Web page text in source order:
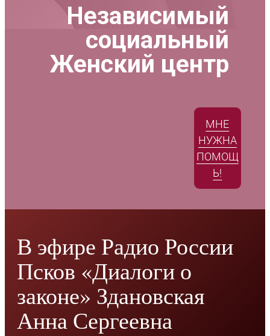
Независимый
социальный
Женский центр
МНЕ
НУЖНА
ПОМОЩ
Ь!
В эфире Радио России
Псков «Диалоги о
законе» Здановская
Анна Сергеевна